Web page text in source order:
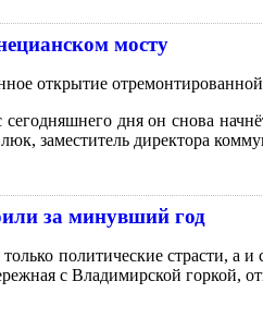
мосту
открытие
дня он снова
заместитель директора
за минувший год
политические страсти, а
с Владимирской горкой,